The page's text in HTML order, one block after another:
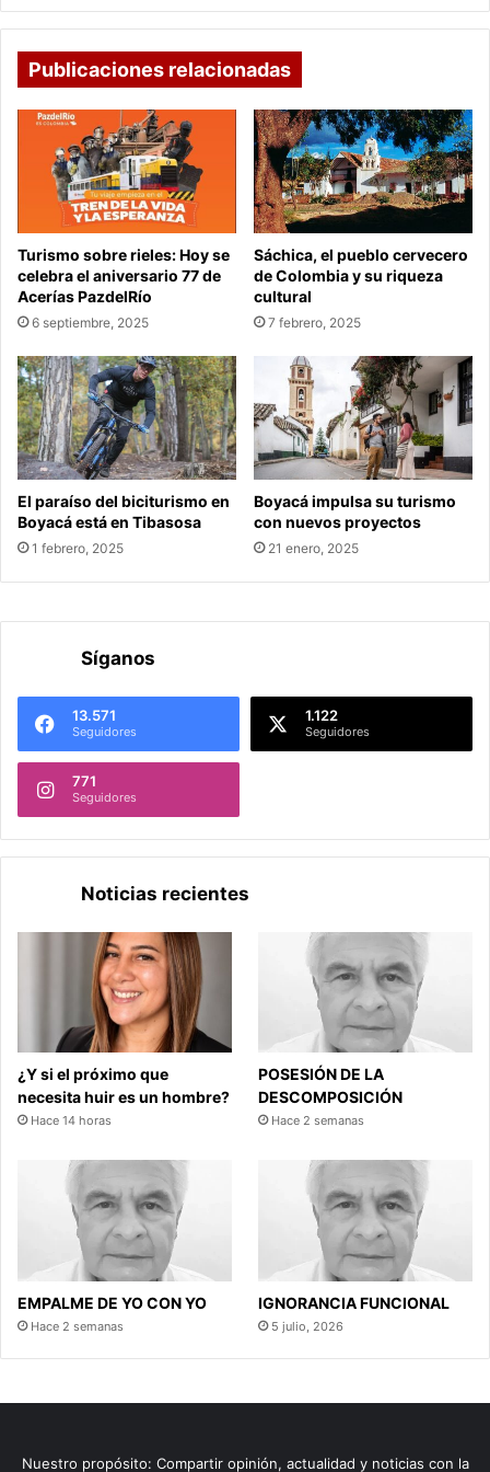
Publicaciones relacionadas
Turismo sobre rieles: Hoy se
celebra el aniversario 77 de
Acerías PazdelRío
6 septiembre, 2025
Sáchica, el pueblo cervecero
de Colombia y su riqueza
cultural
7 febrero, 2025
El paraíso del biciturismo en
Boyacá está en Tibasosa
1 febrero, 2025
Boyacá impulsa su turismo
con nuevos proyectos
21 enero, 2025
Síganos
13.571
Seguidores
1.122
Seguidores
771
Seguidores
Noticias recientes
¿Y si el próximo que
necesita huir es un hombre?
Hace 14 horas
POSESIÓN DE LA
DESCOMPOSICIÓN
Hace 2 semanas
EMPALME DE YO CON YO
Hace 2 semanas
IGNORANCIA FUNCIONAL
5 julio, 2026
Nuestro propósito: Compartir opinión, actualidad y noticias con la